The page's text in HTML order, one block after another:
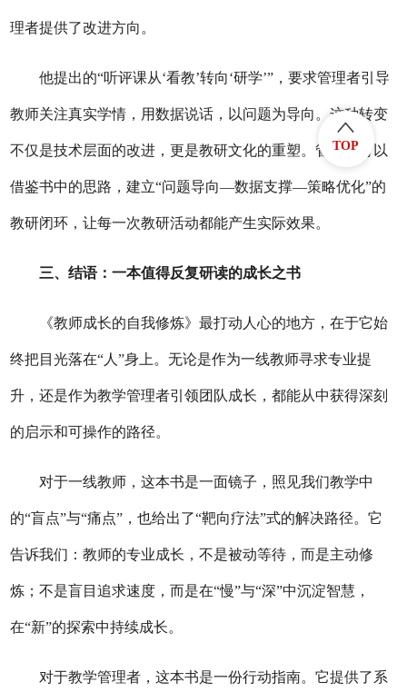
理者提供了改进方向。
他提出的“听评课从‘看教’转向‘研学’”，要求管理者引导
教师关注真实学情，用数据说话，以问题为导向。这种转变
不仅是技术层面的改进，更是教研文化的重塑。管理者可以
借鉴书中的思路，建立“问题导向—数据支撑—策略优化”的
教研闭环，让每一次教研活动都能产生实际效果。
三、结语：一本值得反复研读的成长之书
《教师成长的自我修炼》最打动人心的地方，在于它始
终把目光落在“人”身上。无论是作为一线教师寻求专业提
升，还是作为教学管理者引领团队成长，都能从中获得深刻
的启示和可操作的路径。
对于一线教师，这本书是一面镜子，照见我们教学中
的“盲点”与“痛点”，也给出了“靶向疗法”式的解决路径。它
告诉我们：教师的专业成长，不是被动等待，而是主动修
炼；不是盲目追求速度，而是在“慢”与“深”中沉淀智慧 ，
在“新”的探索中持续成长。
对于教学管理者，这本书是一份行动指南。它提供了系
TOP